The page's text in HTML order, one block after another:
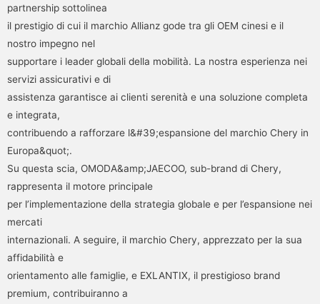
partnership sottolinea
il prestigio di cui il marchio Allianz gode tra gli OEM cinesi e il
nostro impegno nel
supportare i leader globali della mobilità. La nostra esperienza nei
servizi assicurativi e di
assistenza garantisce ai clienti serenità e una soluzione completa
e integrata,
contribuendo a rafforzare l&#39;espansione del marchio Chery in
Europa&quot;.
Su questa scia, OMODA&amp;JAECOO, sub-brand di Chery,
rappresenta il motore principale
per l’implementazione della strategia globale e per l’espansione nei
mercati
internazionali. A seguire, il marchio Chery, apprezzato per la sua
affidabilità e
orientamento alle famiglie, e EXLANTIX, il prestigioso brand
premium, contribuiranno a